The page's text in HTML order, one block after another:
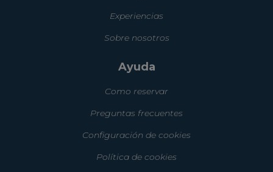
Experiencias
Sobre nosotros
Ayuda
Como reservar
Preguntas frecuentes
Configuración de cookies
Política de cookies